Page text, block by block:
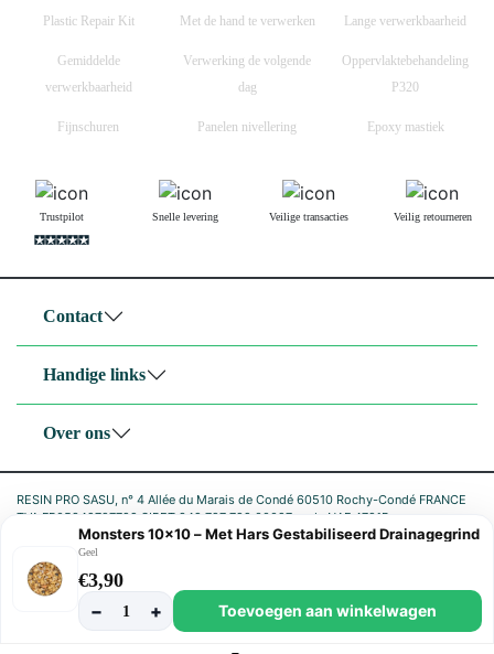
Monsters 10×10 – Met Hars Gestabiliseerd Drainagegrind
Geel
€3,90
−
1 + Toevoegen aan winkelwagen
Plastic Repair Kit Met de hand te verwerken Lange verwerkbaarheid
Gemiddelde
verwerkbaarheid
Verwerking de volgende
dag
Oppervlaktebehandeling
P320
Fijnschuren Panelen nivellering Epoxy mastiek
Trustpilot Snelle levering Veilige transacties Veilig retourneren
Contact
Handige links
Over ons
RESIN PRO SASU, n° 4 Allée du Marais de Condé 60510 Rochy-Condé FRANCE
TVA FR05842797722 SIRET 842 797 722 00027 code NAF 4791B
Privacybeleid|